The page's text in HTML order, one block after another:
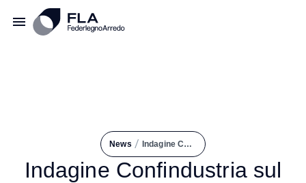
News / Indagine Confindustria Sul Lavoro
Indagine Confindustria sul